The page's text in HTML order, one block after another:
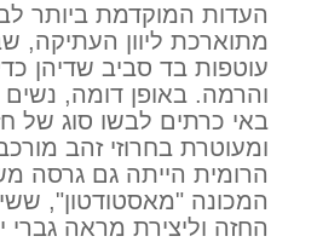
העדות המוקדמת ביותר
מתוארכת ליוון העתיקה,
עוטפות בד סביב שדיהן
והרמה. באופן דומה, נשים
באי כרתים לבשו סוג של
ומעוטרת בחרוזי זהב
הרומית הייתה גם גרסה
המכונה "מאסטודטון",
החזה וליצירת מראה גברי